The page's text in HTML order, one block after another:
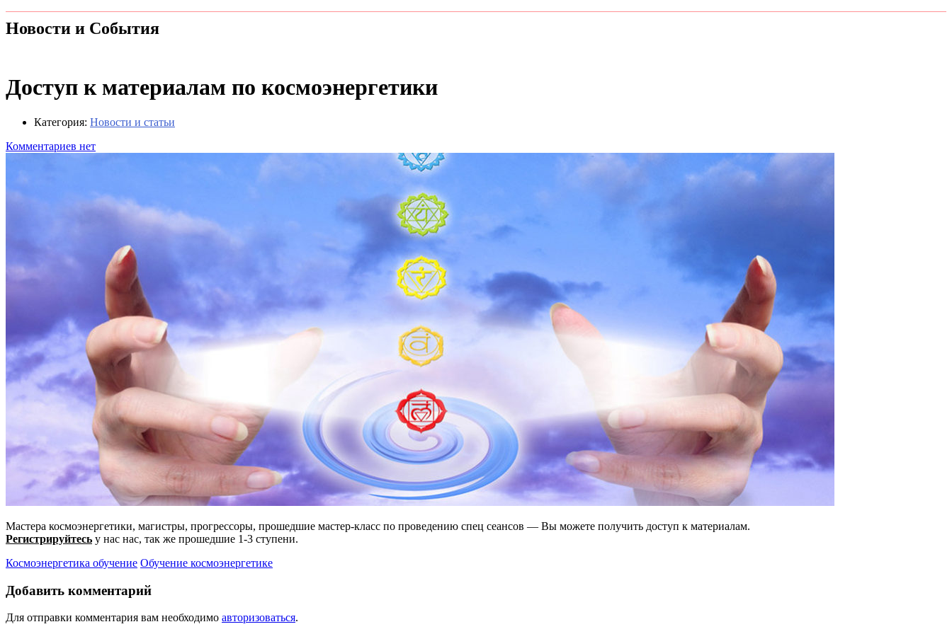
Новости и События
Доступ к материалам по космоэнергетики
Категория: Новости и статьи
Комментариев нет
Мастера космоэнергетики, магистры, прогрессоры, прошедшие мастер-класс по проведению спец сеансов — Вы можете получить доступ к материалам.
Регистрируйтесь у нас нас, так же прошедшие 1-3 ступени.
Космоэнергетика обучение Обучение космоэнергетике
Добавить комментарий
Для отправки комментария вам необходимо авторизоваться.